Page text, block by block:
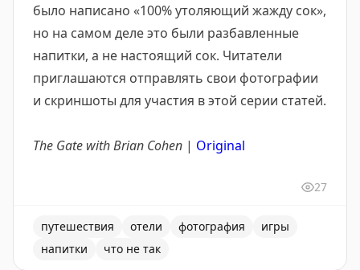
было написано «100% утоляющий жажду сок»,
но на самом деле это были разбавленные
напитки, а не настоящий сок. Читатели
приглашаются отправлять свои фотографии
и скриншоты для участия в этой серии статей.
The Gate with Brian Cohen | Original
27
путешествия отели фотография
игры
напитки
что не так